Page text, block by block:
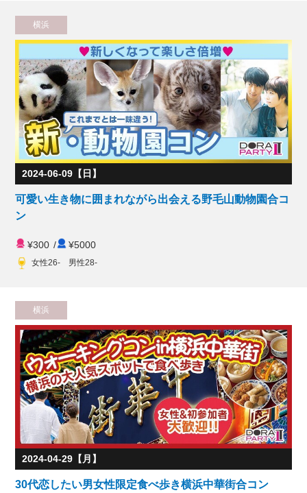
横浜
2024-06-09【日】
可愛い生き物に囲まれながら出会える野毛山動物園合コ
ン
¥300 / ¥5000
女性26- 男性28-
横浜
2024-04-29【月】
30代恋したい男女性限定食べ歩き横浜中華街合コン